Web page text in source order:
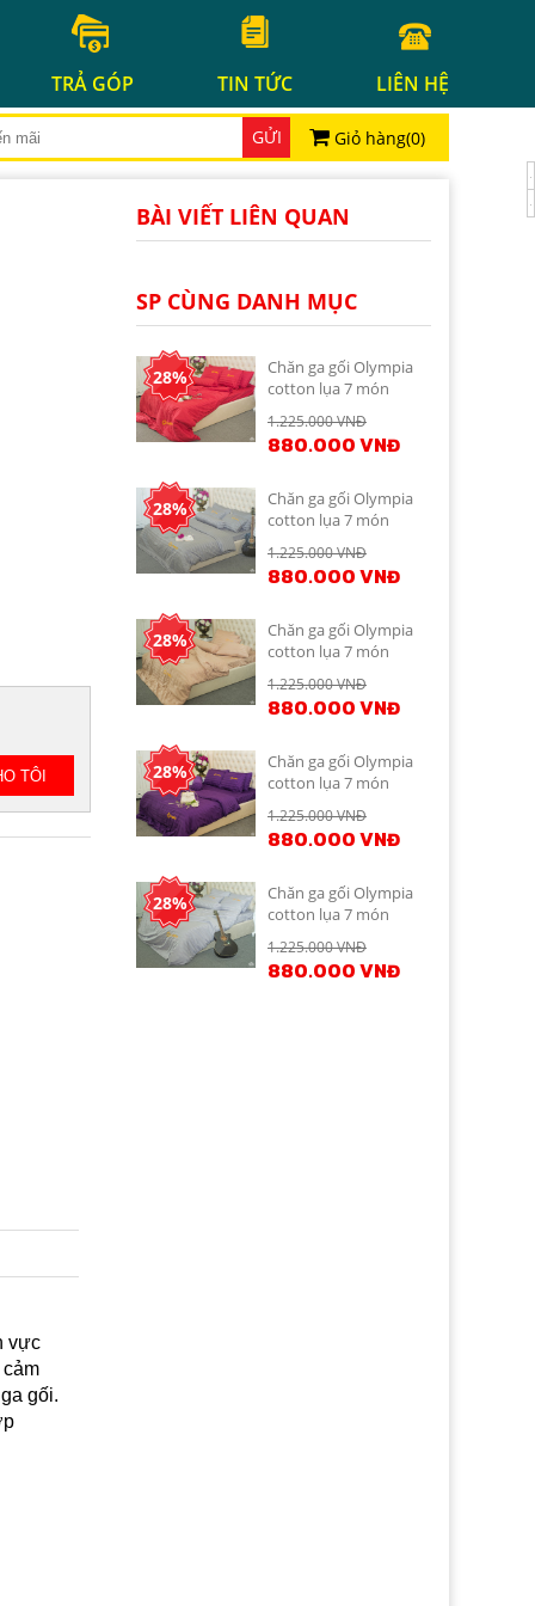
TRẢ GÓP TIN TỨC LIÊN HỆ
GỬI Giỏ hàng(0)
vực
gối.
BÀI VIẾT LIÊN QUAN
SP CÙNG DANH MỤC
28%
Chăn ga gối Olympia
cotton lụa 7 món
1.225.000 VNĐ
880.000 VNĐ
28%
Chăn ga gối Olympia
cotton lụa 7 món
1.225.000 VNĐ
880.000 VNĐ
28%
Chăn ga gối Olympia
cotton lụa 7 món
1.225.000 VNĐ
880.000 VNĐ
28%
Chăn ga gối Olympia
cotton lụa 7 món
1.225.000 VNĐ
880.000 VNĐ
28%
Chăn ga gối Olympia
cotton lụa 7 món
1.225.000 VNĐ
880.000 VNĐ